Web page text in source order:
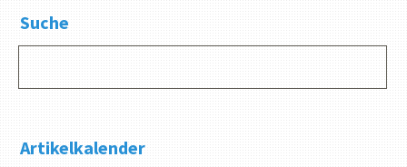
Suche
Artikelkalender